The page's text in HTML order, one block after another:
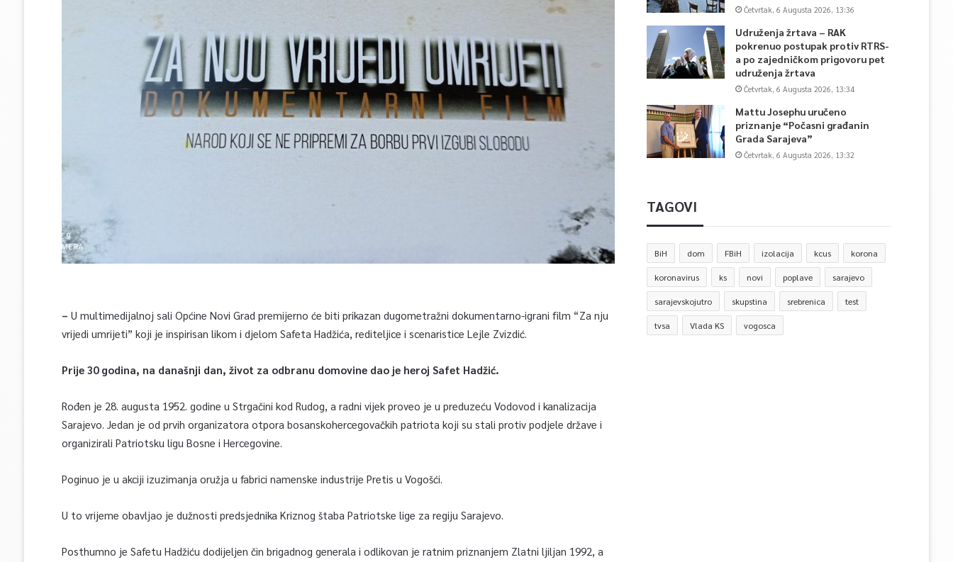
– U multimedijalnoj sali Općine Novi Grad premijerno će biti prikazan dugometražni dokumentarno-igrani film “Za nju
vrijedi umrijeti” koji je inspirisan likom i djelom Safeta Hadžića, rediteljice i scenaristice Lejle Zvizdić.
Prije 30 godina, na današnji dan, život za odbranu domovine dao je heroj Safet Hadžić.
Rođen je 28. augusta 1952. godine u Strgačini kod Rudog, a radni vijek proveo je u preduzeću Vodovod i kanalizacija
Sarajevo. Jedan je od prvih organizatora otpora bosanskohercegovačkih patriota koji su stali protiv podjele države i
organizirali Patriotsku ligu Bosne i Hercegovine.
Poginuo je u akciji izuzimanja oružja u fabrici namenske industrije Pretis u Vogošći.
U to vrijeme obavljao je dužnosti predsjednika Kriznog štaba Patriotske lige za regiju Sarajevo.
Posthumno je Safetu Hadžiću dodijeljen čin brigadnog generala i odlikovan je ratnim priznanjem Zlatni ljiljan 1992, a
Četvrtak, 6 Augusta 2026, 13:36
Udruženja žrtava – RAK
pokrenuo postupak protiv RTRS-
a po zajedničkom prigovoru pet
udruženja žrtava
Četvrtak, 6 Augusta 2026, 13:34
Mattu Josephu uručeno
priznanje “Počasni građanin
Grada Sarajeva”
Četvrtak, 6 Augusta 2026, 13:32
TAGOVI
BiH dom FBiH izolacija kcus korona
koronavirus ks novi poplave sarajevo
sarajevskojutro skupstina srebrenica test
tvsa Vlada KS vogosca